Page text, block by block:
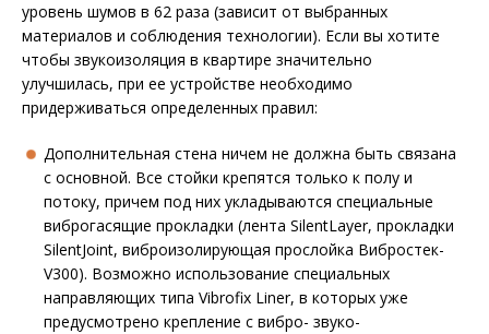
уровень шумов в 62 раза (зависит от выбранных
материалов и соблюдения технологии). Если вы хотите
чтобы звукоизоляция в квартире значительно
улучшилась, при ее устройстве необходимо
придерживаться определенных правил:
Дополнительная стена ничем не должна быть связана
с основной. Все стойки крепятся только к полу и
потоку, причем под них укладываются специальные
виброгасящие прокладки (лента SilentLayer, прокладки
SilentJoint, виброизолирующая прослойка Вибростек-
V300). Возможно использование специальных
направляющих типа Vibrofix Liner, в которых уже
предусмотрено крепление с вибро- звуко-